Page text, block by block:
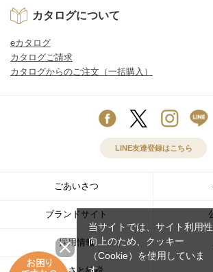
カタログについて
eカタログ
カタログご請求
カタログからのご注文（一括購入）
LINE友達登録はこちら
ごあいさつ
ブランドサイト
採用情報
当サイトでは、サイト利用性
向上のため、クッキー
（Cookie）を使用していま